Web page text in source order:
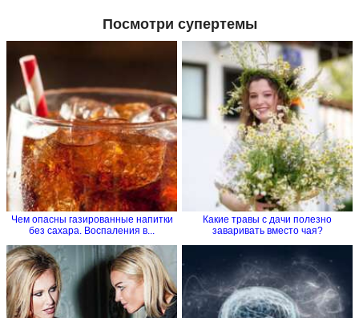
Посмотри супертемы
Чем опасны газированные напитки
без сахара. Воспаления в...
Какие травы с дачи полезно
заваривать вместо чая?